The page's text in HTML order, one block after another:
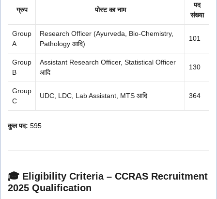
ग्रुप पोस्ट का नाम
पद
संख्या
Group
A
Research Officer (Ayurveda, Bio-Chemistry,
Pathology आदि)
101
Group
B
Assistant Research Officer, Statistical Officer
आदि
130
Group
C
UDC, LDC, Lab Assistant, MTS आदि 364
कुल पद: 595
🎓 Eligibility Criteria – CCRAS Recruitment
2025 Qualification